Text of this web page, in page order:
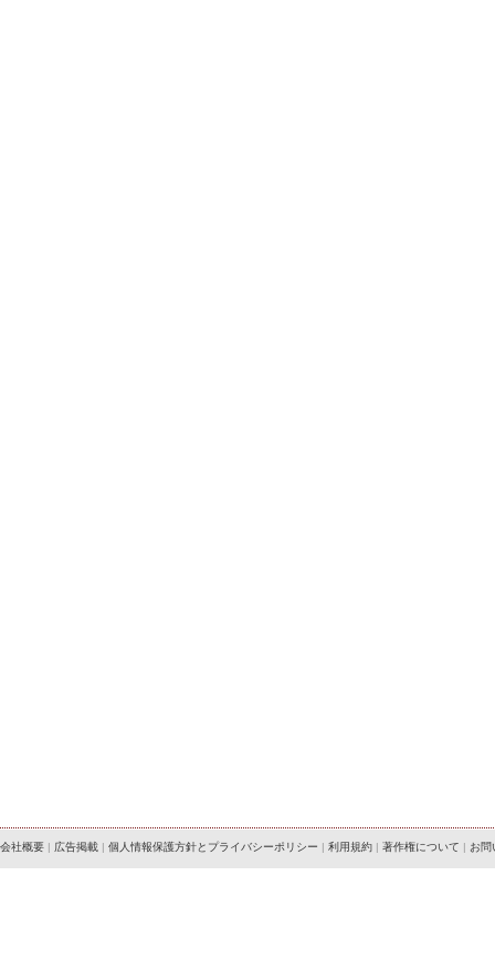
会社概要 | 広告掲載 | 個人情報保護方針とプライバシーポリシー | 利用規約 | 著作権について | お問